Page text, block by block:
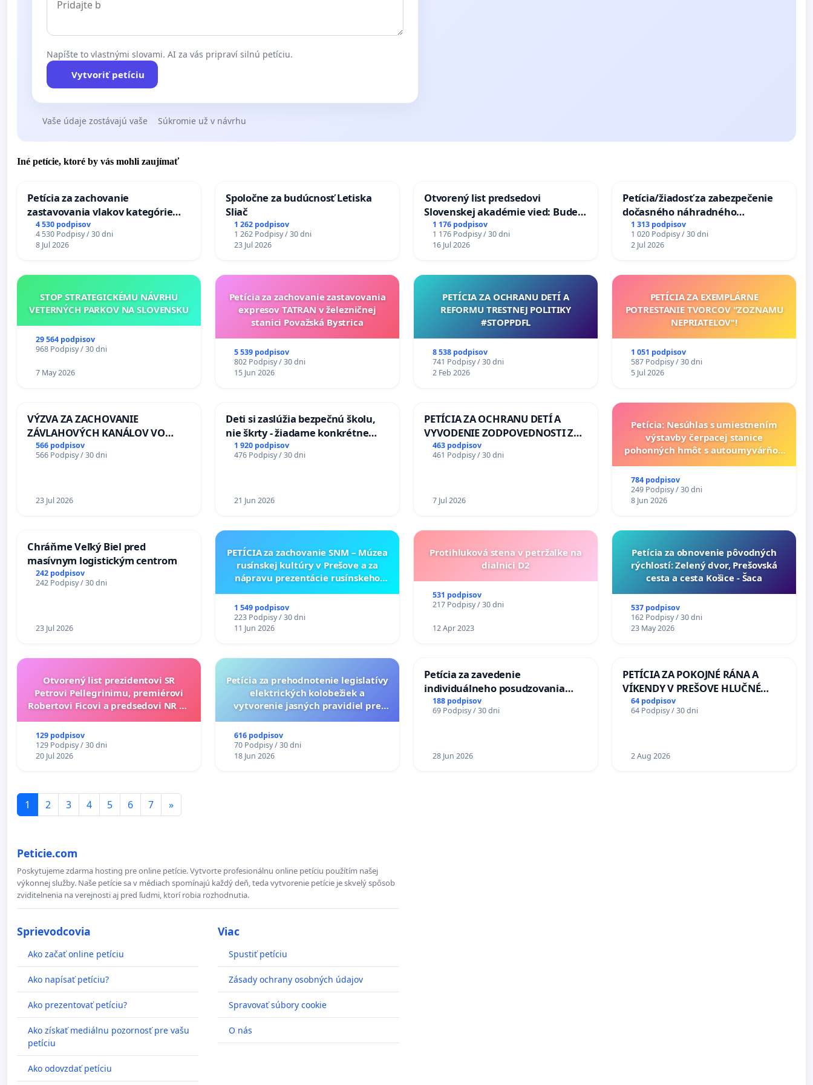
Napíšte to vlastnými slovami. AI za vás pripraví silnú petíciu.
Vytvoriť petíciu
Vaše údaje zostávajú vaše Súkromie už v návrhu
Iné petície, ktoré by vás mohli zaujímať
Petícia za zachovanie
zastavovania vlakov kategórie
Expres (Ex) TATRAN v železničnej
stanici Púchov
4 530 podpisov
4 530 Podpisy / 30 dni
8 Jul 2026
Spoločne za budúcnosť Letiska
Sliač
1 262 podpisov
1 262 Podpisy / 30 dni
23 Jul 2026
Otvorený list predsedovi
Slovenskej akadémie vied: Bude
mať Vízia Slovenska 2040 mravnú
chrbticu?
1 176 podpisov
1 176 Podpisy / 30 dni
16 Jul 2026
Petícia/žiadosť za zabezpečenie
dočasného náhradného
premostenia Váhu počas úplnej
uzávery Vážskeho mosta v
Komárne
1 313 podpisov
1 020 Podpisy / 30 dni
2 Jul 2026
STOP STRATEGICKÉMU NÁVRHU
VETERNÝCH PARKOV NA SLOVENSKU
29 564 podpisov
968 Podpisy / 30 dni
7 May 2026
Petícia za zachovanie zastavovania
expresov TATRAN v železničnej
stanici Považská Bystrica
5 539 podpisov
802 Podpisy / 30 dni
15 Jun 2026
PETÍCIA ZA OCHRANU DETÍ A
REFORMU TRESTNEJ POLITIKY
#STOPPDFL
8 538 podpisov
741 Podpisy / 30 dni
2 Feb 2026
PETÍCIA ZA EXEMPLÁRNE
POTRESTANIE TVORCOV "ZOZNAMU
NEPRIATEĽOV"!
1 051 podpisov
587 Podpisy / 30 dni
5 Jul 2026
VÝZVA ZA ZACHOVANIE
ZÁVLAHOVÝCH KANÁLOV VO
VÝLUČNOM VLASTNÍCTVE A POD
KONTROLOU SLOVENSKEJ
a odvodňovacích kanálov na
566 podpisov
566 Podpisy / 30 dni
23 Jul 2026
Deti si zaslúžia bezpečnú školu,
nie škrty - žiadame konkrétne
opatrenia na zlepšenie situácie v
školstve
1 920 podpisov
476 Podpisy / 30 dni
21 Jun 2026
PETÍCIA ZA OCHRANU DETÍ A
VYVODENIE ZODPOVEDNOSTI ZA
DLHOROČNÚ NEČINNOSŤ A
ZLYHANIE ŠTÁTU
463 podpisov
461 Podpisy / 30 dni
7 Jul 2026
Petícia: Nesúhlas s umiestnením
výstavby čerpacej stanice
pohonných hmôt s autoumyvárňou
Grob - Čierna Voda
784 podpisov
249 Podpisy / 30 dni
8 Jun 2026
Chráňme Veľký Biel pred
masívnym logistickým centrom
242 podpisov
242 Podpisy / 30 dni
23 Jul 2026
PETÍCIA za zachovanie SNM – Múzea
rusínskej kultúry v Prešove a za
nápravu prezentácie rusínskeho
Múzeu ukrajinskej kultúry vo
Svidníku
1 549 podpisov
223 Podpisy / 30 dni
11 Jun 2026
Protihluková stena v petržalke na
dialnici D2
531 podpisov
217 Podpisy / 30 dni
12 Apr 2023
​Petícia za obnovenie pôvodných
rýchlostí: Zelený dvor, Prešovská
cesta a cesta Košice - Šaca
537 podpisov
162 Podpisy / 30 dni
23 May 2026
Otvorený list prezidentovi SR
Petrovi Pellegrinimu, premiérovi
Robertovi Ficovi a predsedovi NR SR
129 podpisov
129 Podpisy / 30 dni
20 Jul 2026
Petícia za prehodnotenie legislatívy
elektrických kolobežiek a
vytvorenie jasných pravidiel pre
616 podpisov
70 Podpisy / 30 dni
18 Jun 2026
Petícia za zavedenie
individuálneho posudzovania
zdravotnej spôsobilosti osôb s
diabetom 1. a 2. typu pri prijímaní
188 podpisov
69 Podpisy / 30 dni
28 Jun 2026
PETÍCIA ZA POKOJNÉ RÁNA A
VÍKENDY V PREŠOVE HLUČNÉ
STAVEBNÉ PRÁCE V SOBOTU LEN
OD 9.00 DO 13.00 HOD., CEZ
KONTROLA STAVBY C-AREA NA
64 podpisov
64 Podpisy / 30 dni
2 Aug 2026
1 2 3 4 5 6 7 »
Peticie.com
Poskytujeme zdarma hosting pre online petície. Vytvorte profesionálnu online petíciu použítím našej
výkonnej služby. Naše petície sa v médiach spomínajú každý deň, teda vytvorenie petície je skvelý spôsob
zviditelnenia na verejnosti aj pred ľudmi, ktorí robia rozhodnutia.
Sprievodcovia
Ako začať online petíciu
Ako napísať petíciu?
Ako prezentovať petíciu?
Ako získať mediálnu pozornosť pre vašu
petíciu
Ako odovzdať petíciu
Viac
Spustiť petíciu
Zásady ochrany osobných údajov
Spravovať súbory cookie
O nás